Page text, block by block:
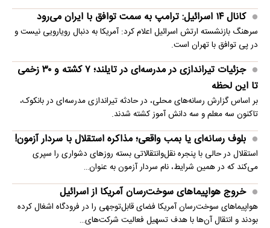
کانال ۱۴ اسرائیل: ترامپ به سمت توافق با ایران می‌رود
سرهنگ بازنشسته ارتش اسرائیل اعلام کرد: آمریکا به دنبال رویارویی نیست و
در پی توافق با تهران است.
جزئیات تیراندازی در مدرسه‌ای در تایلند؛ ۷ کشته و ۳۰ زخمی
تا این لحظه
بر اساس گزارش رسانه‌های محلی، در حادثه تیراندازی مدرسه‌ای در بانکوک،
تاکنون سه معلم و سه دانش آموز کشته شدند.
بلوف رسانه‌ای یا بمب واقعی؛ مذاکره استقلال با سردار آزمون!
استقلال در حالی با پنجره نقل‌وانتقالاتی بسته روزهای دشواری را سپری
می‌کند که در همین شرایط، نام سردار آزمون به عنوان…
خروج هواپیماهای سوخت‌رسان آمریکا از اسرائیل
هواپیماهای سوخت‌رسان آمریکا فضای قابل‌توجهی را در فرودگاه اشغال کرده
بودند و انتقال آن‌ها با هدف تسهیل فعالیت شرکت‌های…